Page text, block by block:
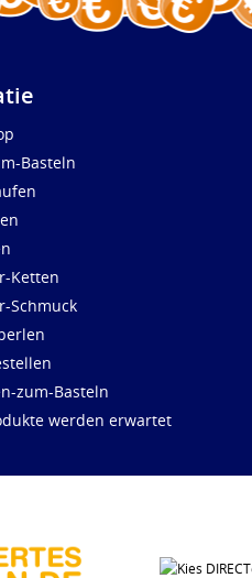
Basteln
Ketten
Schmuck
zum-Basteln
werden erwartet